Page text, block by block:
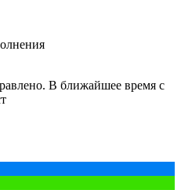
В ближайшее время с